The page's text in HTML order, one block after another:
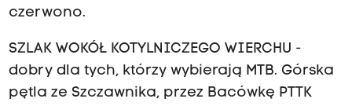
czerwono.
SZLAK WOKÓŁ KOTYLNICZEGO WIERCHU -
dobry dla tych, którzy wybierają MTB. Górska
pętla ze Szczawnika, przez Bacówkę PTTK